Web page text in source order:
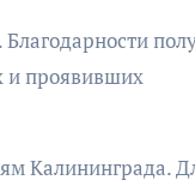
и проявивших
Калининграда.